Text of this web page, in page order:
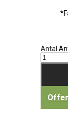
*
Antal